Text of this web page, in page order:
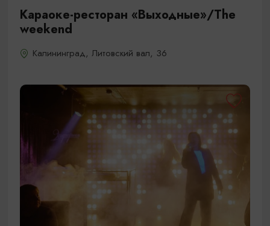
Караоке-ресторан «Выходные»/The
weekend
Калининград, Литовский вал, 36